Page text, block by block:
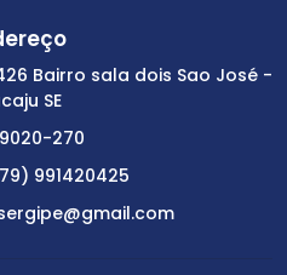
Bairro sala dois Sao José -
SE
270
991420425